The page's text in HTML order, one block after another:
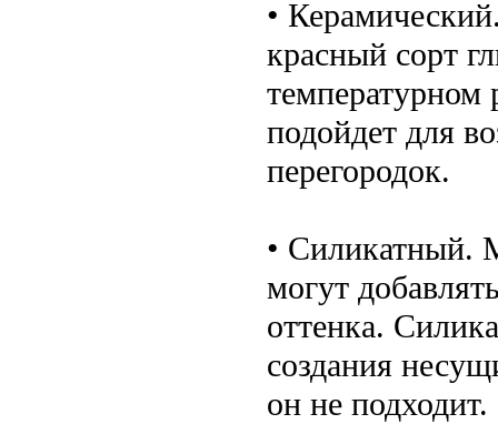
•
красный сорт
температурном
подойдет для
перегородок.
• Силикатный.
могут
оттенка.
создания
он не подходит.